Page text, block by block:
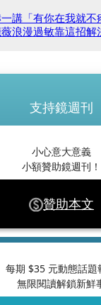
一講「有你在我就不
浪漫過敏靠這招解
支持鏡週刊
小心意大意義
小額贊助鏡週刊！
贊助本文
每期 $35 元動態話題
無限閱讀解鎖新鮮